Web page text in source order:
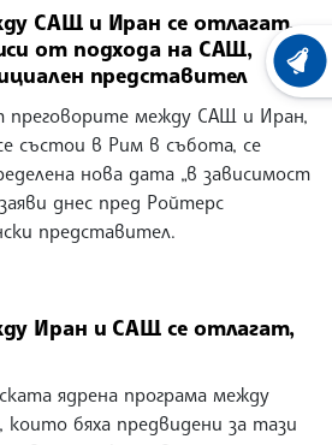
САЩ и Иран се отлагат,
от подхода на САЩ,
представител
между САЩ и Иран,
състои в Рим в събота, се
нова дата „в зависимост
днес пред Ройтерс
представител.
Иран и САЩ се отлагат,
ядрена програма между
които бяха предвидени за тази